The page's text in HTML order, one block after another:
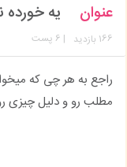
عنوان یه
166 بازدید | 6 پست
راجع به هر چی که
مطلب رو و دلیل چیزی